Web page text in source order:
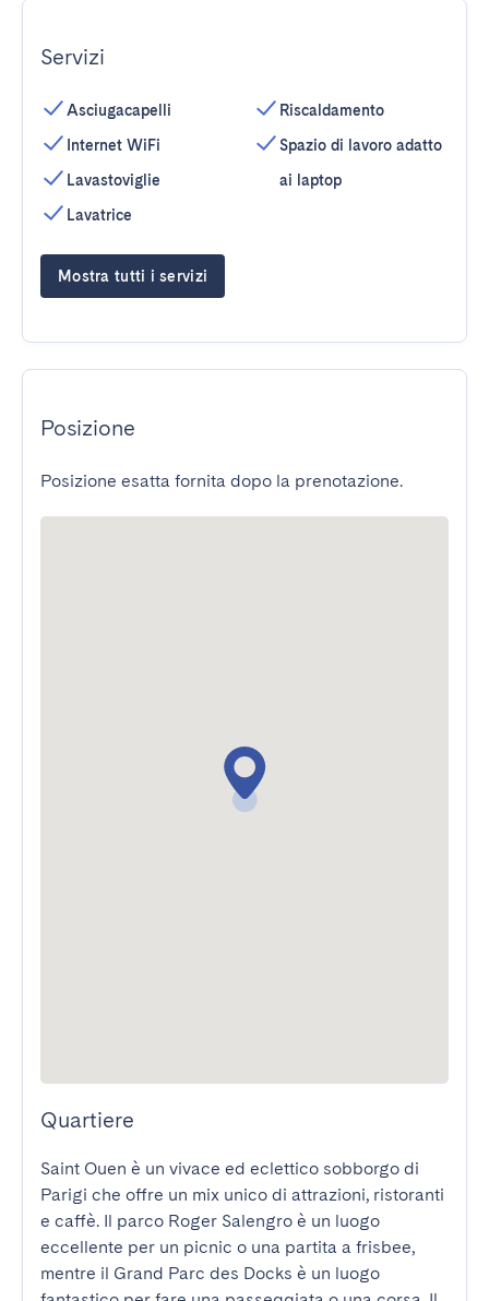
Servizi
Asciugacapelli
Internet WiFi
Lavastoviglie
Lavatrice
Riscaldamento
Spazio di lavoro adatto
ai laptop
Mostra tutti i servizi
Posizione
Posizione esatta fornita dopo la prenotazione.
Quartiere
Saint Ouen è un vivace ed eclettico sobborgo di
Parigi che offre un mix unico di attrazioni, ristoranti
e caffè. Il parco Roger Salengro è un luogo
eccellente per un picnic o una partita a frisbee,
mentre il Grand Parc des Docks è un luogo